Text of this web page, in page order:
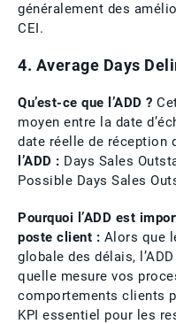
généralement des
CEI.
4. Average Days
Qu’est-ce que l’ADD ?
moyen entre la date
date réelle de réception
l’ADD : Days Sales
Possible Days Sales
Pourquoi l’ADD est
poste client : Alors que
globale des délais,
quelle mesure vos
comportements clients
KPI essentiel pour les